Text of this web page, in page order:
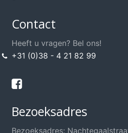
Contact
Heeft u vragen? Bel ons!
+31 (0)38 - 4 21 82 99
Bezoeksadres
Bezoeksadres: